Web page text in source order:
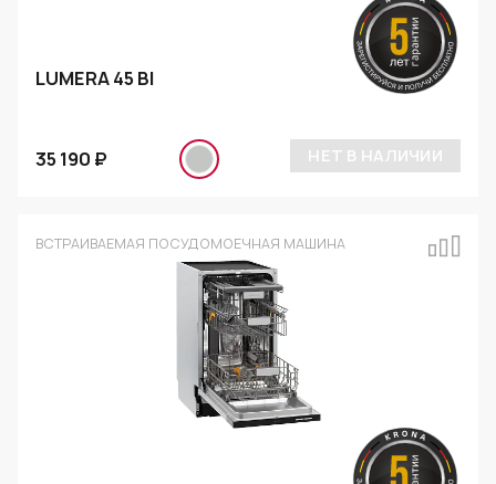
LUMERA 45 BI
35 190 ₽ НЕТ В НАЛИЧИИ
ВСТРАИВАЕМАЯ ПОСУДОМОЕЧНАЯ МАШИНА